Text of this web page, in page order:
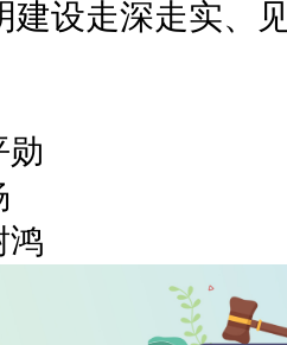
建设走深走实、
勋
鸿